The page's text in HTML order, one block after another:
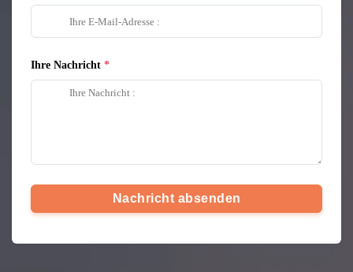
Ihre Nachricht
Nachricht absenden